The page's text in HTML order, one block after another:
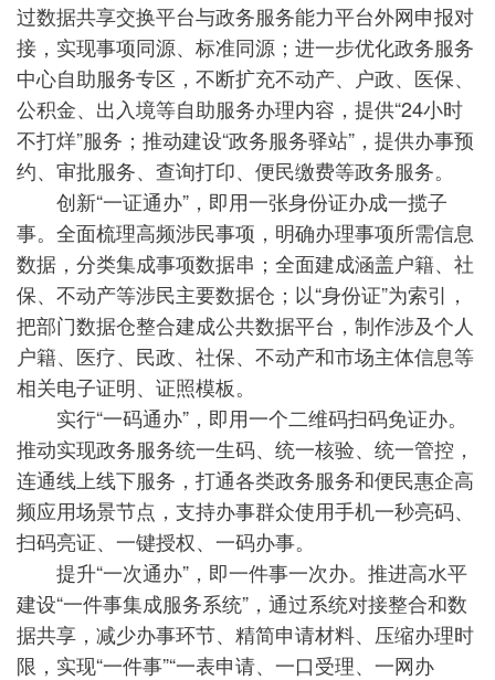
过数据共享交换平台与政务服务能力平台外网申报对
接，实现事项同源、标准同源；进一步优化政务服务
中心自助服务专区，不断扩充不动产、户政、医保、
公积金、出入境等自助服务办理内容，提供“24小时
不打烊”服务；推动建设“政务服务驿站”，提供办事预
约、审批服务、查询打印、便民缴费等政务服务。
创新“一证通办”，即用一张身份证办成一揽子
事。全面梳理高频涉民事项，明确办理事项所需信息
数据，分类集成事项数据串；全面建成涵盖户籍、社
保、不动产等涉民主要数据仓；以“身份证”为索引，
把部门数据仓整合建成公共数据平台，制作涉及个人
户籍、医疗、民政、社保、不动产和市场主体信息等
相关电子证明、证照模板。
实行“一码通办”，即用一个二维码扫码免证办。
推动实现政务服务统一生码、统一核验、统一管控，
连通线上线下服务，打通各类政务服务和便民惠企高
频应用场景节点，支持办事群众使用手机一秒亮码、
扫码亮证、一键授权、一码办事。
提升“一次通办”，即一件事一次办。推进高水平
建设“一件事集成服务系统”，通过系统对接整合和数
据共享，减少办事环节、精简申请材料、压缩办理时
限，实现“一件事”“一表申请、一口受理、一网办